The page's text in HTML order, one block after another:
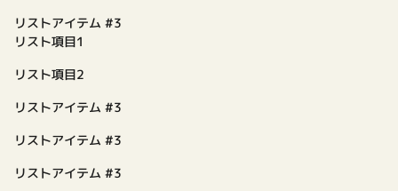
リストアイテム #3
リスト項目1
リスト項目2
リストアイテム #3
リストアイテム #3
リストアイテム #3